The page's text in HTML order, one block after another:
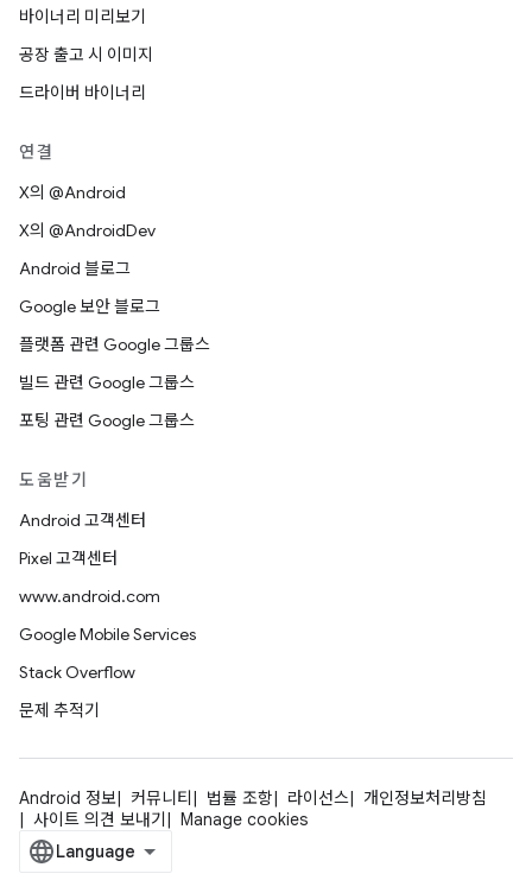
바이너리 미리보기
공장 출고 시 이미지
드라이버 바이너리
연결
X의 @Android
X의 @AndroidDev
Android 블로그
Google 보안 블로그
플랫폼 관련 Google 그룹스
빌드 관련 Google 그룹스
포팅 관련 Google 그룹스
도움받기
Android 고객센터
Pixel 고객센터
www.android.com
Google Mobile Services
Stack Overflow
문제 추적기
Android 정보 커뮤니티 법률 조항 라이선스
개인정보처리방침
사이트 의견 보내기
Manage cookies